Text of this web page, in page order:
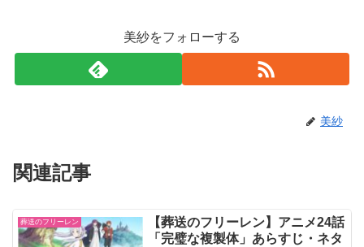
美紗をフォローする
美紗
関連記事
葬送のフリーレン
【葬送のフリーレン】アニメ24話
「完璧な複製体」あらすじ・ネタ